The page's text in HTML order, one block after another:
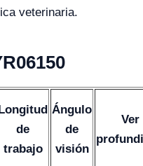
veterinaria.
de
trabajo
Ángulo
de
visión
Ver